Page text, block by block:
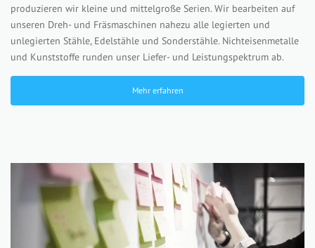
produzieren wir kleine und mittelgroße Serien. Wir bearbeiten auf
unseren Dreh- und Fräsmaschinen nahezu alle legierten und
unlegierten Stähle, Edelstähle und Sonderstähle. Nichteisenmetalle
und Kunststoffe runden unser Liefer- und Leistungspektrum ab.
Mehr erfahren